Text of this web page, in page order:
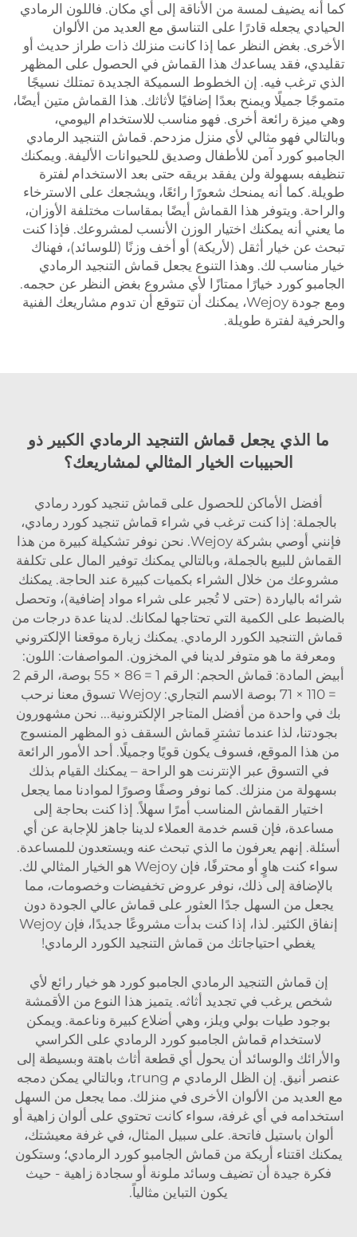
كما أنه يضيف لمسة من الأناقة إلى أي مكان. فاللون الرمادي
الحيادي يجعله قادرًا على التناسق مع العديد من الألوان
الأخرى. بغض النظر عما إذا كانت منزلك ذات طراز حديث أو
تقليدي، فقد يساعدك هذا القماش في الحصول على المظهر
الذي ترغب فيه. إن الخطوط السميكة الجديدة تمتلك نسيجًا
متموجًا جميلًا ويمنح بعدًا إضافيًا لأثاثك. هذا القماش متين أيضًا،
وهي ميزة رائعة أخرى. فهو مناسب للاستخدام اليومي،
وبالتالي فهو مثالي لأي منزل مزدحم. قماش التنجيد الرمادي
الجامبو كورد آمن للأطفال وصديق للحيوانات الأليفة. ويمكنك
تنظيفه بسهولة ولن يفقد بريقه حتى بعد الاستخدام لفترة
طويلة. كما أنه يمنحك شعورًا رائعًا، ويشجعك على الاسترخاء
والراحة. ويتوفر هذا القماش أيضًا بمقاسات مختلفة الأوزان،
ما يعني أنه يمكنك اختيار الوزن الأنسب لمشروعك. فإذا كنت
تبحث عن خيار أثقل (لأريكة) أو أخف وزنًا (للوسائد)، فهناك
خيار مناسب لك. وهذا التنوع يجعل قماش التنجيد الرمادي
الجامبو كورد خيارًا ممتازًا لأي مشروع بغض النظر عن حجمه.
ومع جودة Wejoy، يمكنك أن تتوقع أن تدوم مشاريعك الفنية
والحرفية لفترة طويلة.
ما الذي يجعل قماش التنجيد الرمادي الكبير ذو
الحبيبات الخيار المثالي لمشاريعك؟
أفضل الأماكن للحصول على قماش تنجيد كورد رمادي
بالجملة: إذا كنت ترغب في شراء قماش تنجيد كورد رمادي،
فإنني أوصي بشركة Wejoy. نحن نوفر تشكيلة كبيرة من هذا
القماش للبيع بالجملة، وبالتالي يمكنك توفير المال على تكلفة
مشروعك من خلال الشراء بكميات كبيرة عند الحاجة. يمكنك
شرائه بالياردة (حتى لا تُجبر على شراء مواد إضافية)، وتحصل
بالضبط على الكمية التي تحتاجها لمكانك. لدينا عدة درجات من
قماش التنجيد الكورد الرمادي. يمكنك زيارة موقعنا الإلكتروني
ومعرفة ما هو متوفر لدينا في المخزون. المواصفات: اللون:
أبيض المادة: قماش الحجم: الرقم 1 = 86 × 55 بوصة، الرقم 2
= 110 × 71 بوصة الاسم التجاري: Wejoy تسوق معنا نرحب
بك في واحدة من أفضل المتاجر الإلكترونية... نحن مشهورون
بجودتنا، لذا عندما تشترِ قماش السقف ذو المظهر المنسوج
من هذا الموقع، فسوف يكون قويًا وجميلًا. أحد الأمور الرائعة
في التسوق عبر الإنترنت هو الراحة – يمكنك القيام بذلك
بسهولة من منزلك. كما نوفر وصفًا وصورًا لموادنا مما يجعل
اختيار القماش المناسب أمرًا سهلاً. إذا كنت بحاجة إلى
مساعدة، فإن قسم خدمة العملاء لدينا جاهز للإجابة عن أي
أسئلة. إنهم يعرفون ما الذي تبحث عنه ويستعدون للمساعدة.
سواء كنت هاوٍ أو محترفًا، فإن Wejoy هو الخيار المثالي لك.
بالإضافة إلى ذلك، نوفر عروض تخفيضات وخصومات، مما
يجعل من السهل جدًا العثور على قماش عالي الجودة دون
إنفاق الكثير. لذا، إذا كنت بدأت مشروعًا جديدًا، فإن Wejoy
يغطي احتياجاتك من قماش التنجيد الكورد الرمادي!
إن قماش التنجيد الرمادي الجامبو كورد هو خيار رائع لأي
شخص يرغب في تجديد أثاثه. يتميز هذا النوع من الأقمشة
بوجود طيات بولي ويلز، وهي أضلاع كبيرة وناعمة. ويمكن
لاستخدام قماش الجامبو كورد الرمادي على الكراسي
والأرائك والوسائد أن يحول أي قطعة أثاث باهتة وبسيطة إلى
عنصر أنيق. إن الظل الرمادي م trung، وبالتالي يمكن دمجه
مع العديد من الألوان الأخرى في منزلك. مما يجعل من السهل
استخدامه في أي غرفة، سواء كانت تحتوي على ألوان زاهية أو
ألوان باستيل فاتحة. على سبيل المثال، في غرفة معيشتك،
يمكنك اقتناء أريكة من قماش الجامبو كورد الرمادي؛ وستكون
فكرة جيدة أن تضيف وسائد ملونة أو سجادة زاهية - حيث
يكون التباين مثالياً.